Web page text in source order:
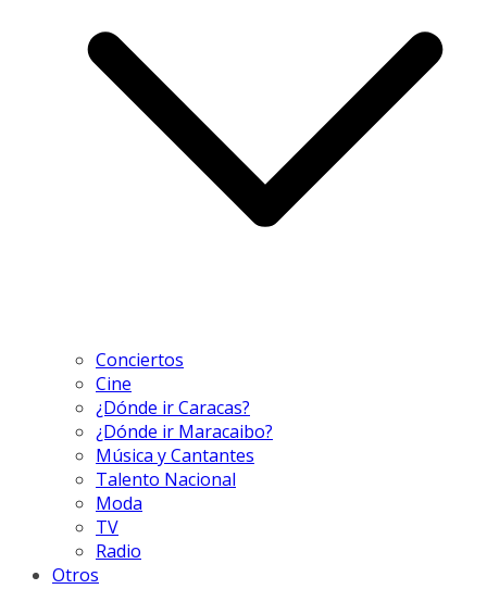
Conciertos
Cine
¿Dónde ir Caracas?
¿Dónde ir Maracaibo?
Música y Cantantes
Talento Nacional
Moda
TV
Radio
Otros